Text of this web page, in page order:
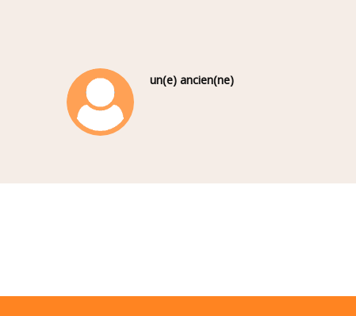
un(e) ancien(ne)